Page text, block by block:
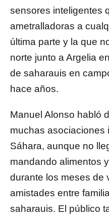
sensores inteligentes
ametralladoras a
última parte y la que
norte junto a Argelia
de saharauis en
hace años.
Manuel Alonso habló
muchas asociaciones
Sáhara, aunque no
mandando alimentos
durante los meses de
amistades entre
saharauis. El público